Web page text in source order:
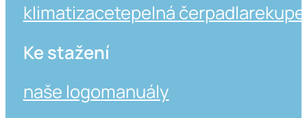
klimatizacetepelná čerpadla
Ke stažení
naše logomanuály